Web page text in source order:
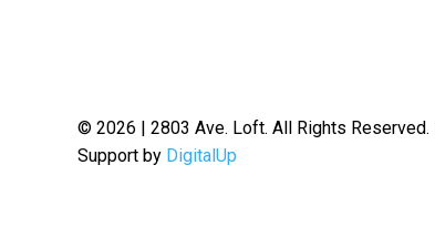
© 2026 | 2803 Ave. Loft. All Rights Reserved.
Support by DigitalUp